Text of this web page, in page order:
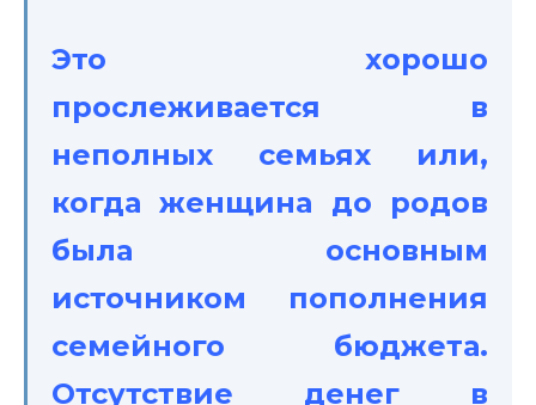
Это хорошо
прослеживается в
неполных семьях или,
когда женщина до родов
была основным
источником пополнения
семейного бюджета.
Отсутствие денег в